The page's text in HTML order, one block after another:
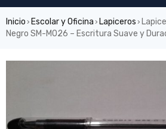
Inicio › Escolar y Oficina › Lapiceros ›
Negro SM-M026 – Escritura Suave y